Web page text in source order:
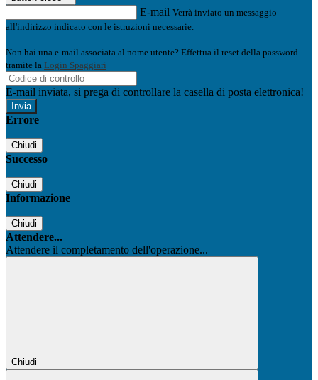
E-mail Verrà inviato un messaggio
all'indirizzo indicato con le istruzioni necessarie.
Non hai una e-mail associata al nome utente? Effettua il reset della password
tramite la Login Spaggiari
E-mail inviata, si prega di controllare la casella di posta elettronica!
Errore
Chiudi
Successo
Chiudi
Informazione
Chiudi
Attendere...
Attendere il completamento dell'operazione...
Chiudi